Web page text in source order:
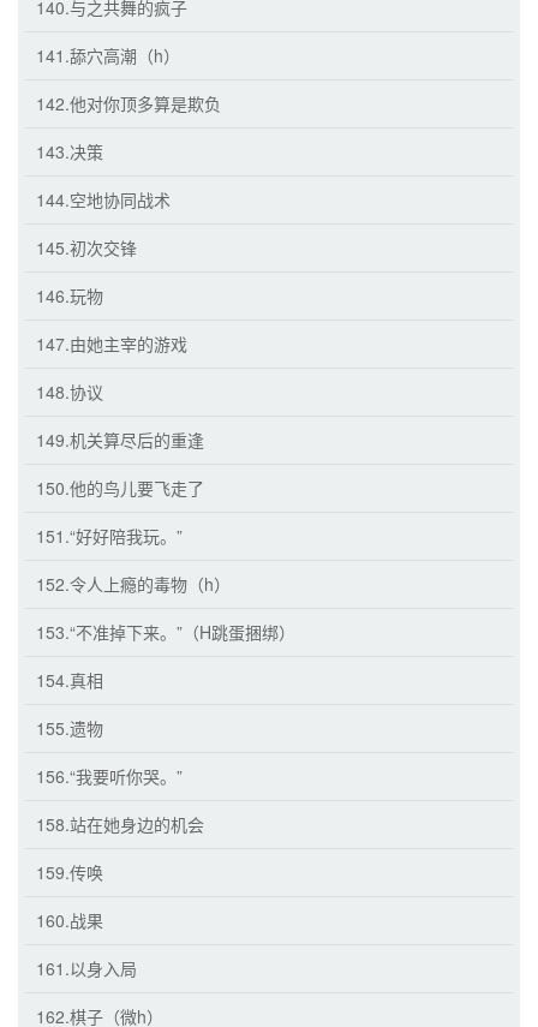
140.与之共舞的疯子
141.舔穴高潮（h）
142.他对你顶多算是欺负
143.决策
144.空地协同战术
145.初次交锋
146.玩物
147.由她主宰的游戏
148.协议
149.机关算尽后的重逢
150.他的鸟儿要飞走了
151.“好好陪我玩。”
152.令人上瘾的毒物（h）
153.“不准掉下来。”（H跳蛋捆绑）
154.真相
155.遗物
156.“我要听你哭。”
158.站在她身边的机会
159.传唤
160.战果
161.以身入局
162.棋子（微h）